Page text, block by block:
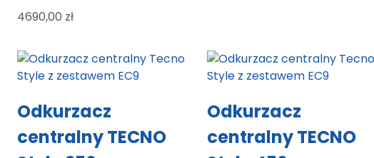
4690,00 zł
Odkurzacz
centralny TECNO
Odkurzacz
centralny TECNO